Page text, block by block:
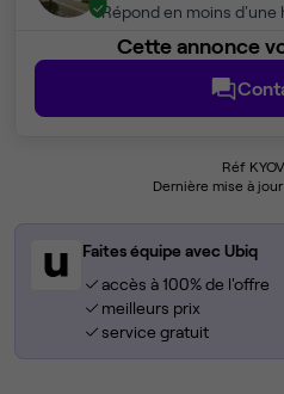
Répond en moins d'une
Cette annonce
Réf
Dernière mise à
Faites équipe avec Ubiq
accès à 100% de l'offre
meilleurs prix
service gratuit